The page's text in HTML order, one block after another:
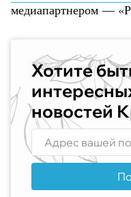
медиапартнером —
Хотите
новостей